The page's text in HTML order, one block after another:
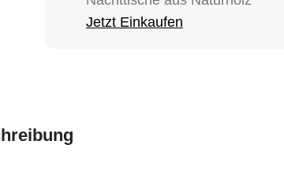
Jetzt Einkaufen